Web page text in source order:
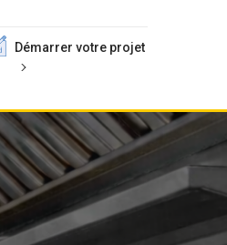
Démarrer votre projet